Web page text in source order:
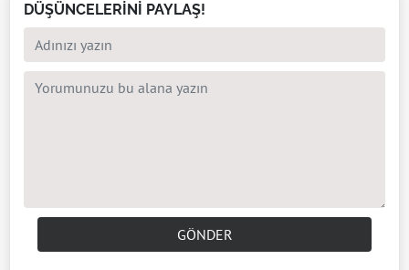
DÜŞÜNCELERİNİ PAYLAŞ!
GÖNDER